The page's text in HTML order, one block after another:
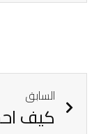
السابق